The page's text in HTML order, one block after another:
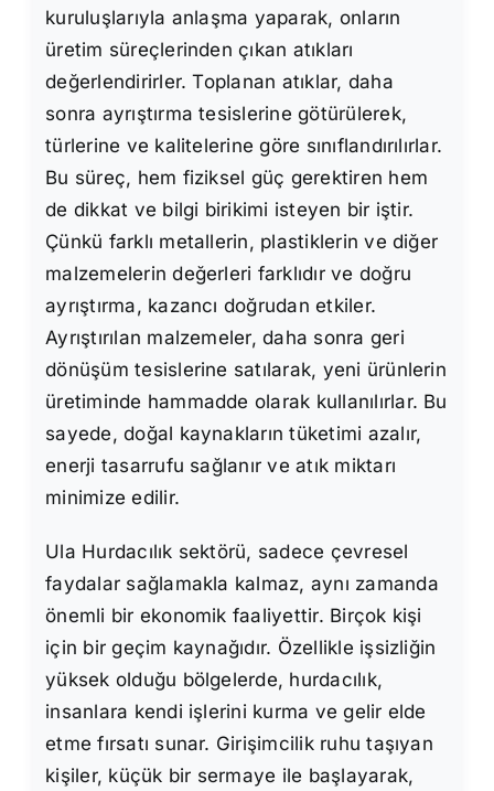
kuruluşlarıyla anlaşma yaparak, onların
üretim süreçlerinden çıkan atıkları
değerlendirirler. Toplanan atıklar, daha
sonra ayrıştırma tesislerine götürülerek,
türlerine ve kalitelerine göre sınıflandırılırlar.
Bu süreç, hem fiziksel güç gerektiren hem
de dikkat ve bilgi birikimi isteyen bir iştir.
Çünkü farklı metallerin, plastiklerin ve diğer
malzemelerin değerleri farklıdır ve doğru
ayrıştırma, kazancı doğrudan etkiler.
Ayrıştırılan malzemeler, daha sonra geri
dönüşüm tesislerine satılarak, yeni ürünlerin
üretiminde hammadde olarak kullanılırlar. Bu
sayede, doğal kaynakların tüketimi azalır,
enerji tasarrufu sağlanır ve atık miktarı
minimize edilir.
Ula Hurdacılık sektörü, sadece çevresel
faydalar sağlamakla kalmaz, aynı zamanda
önemli bir ekonomik faaliyettir. Birçok kişi
için bir geçim kaynağıdır. Özellikle işsizliğin
yüksek olduğu bölgelerde, hurdacılık,
insanlara kendi işlerini kurma ve gelir elde
etme fırsatı sunar. Girişimcilik ruhu taşıyan
kişiler, küçük bir sermaye ile başlayarak,